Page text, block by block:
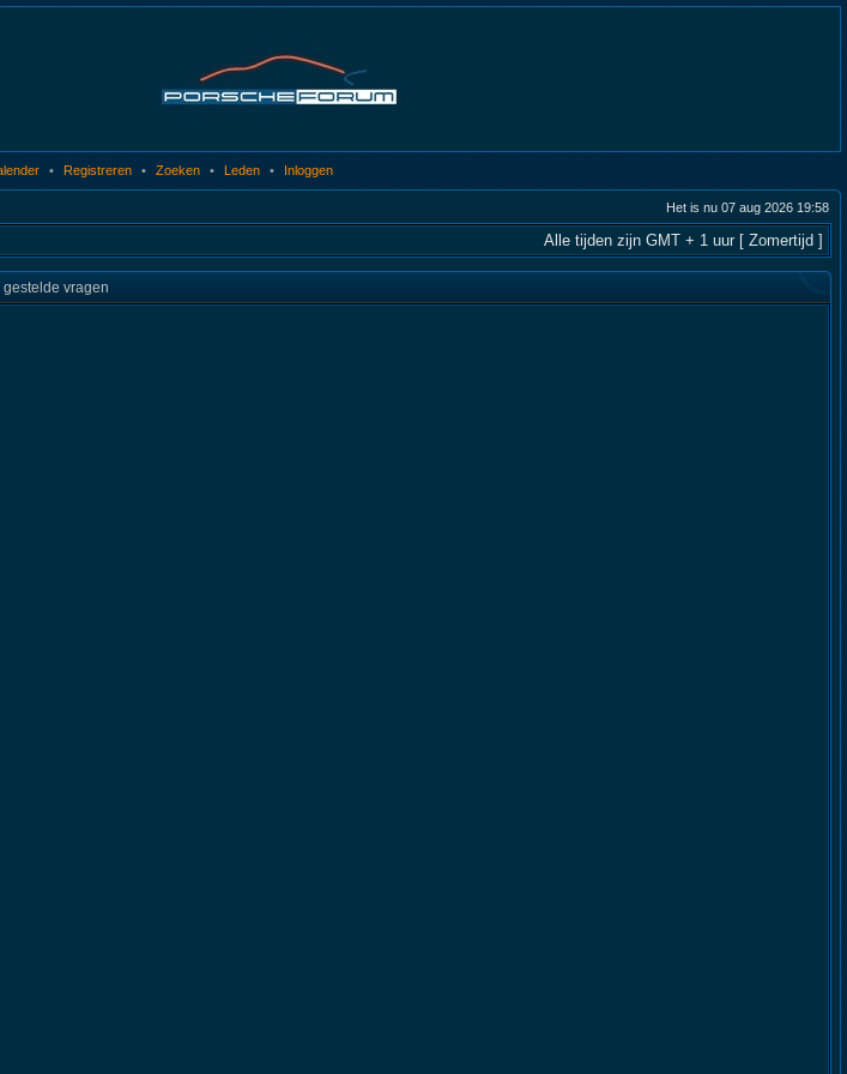
• Registreren • Zoeken • Leden • Inloggen
Het is nu 07 aug 2026 19:58
Alle tijden zijn GMT + 1 uur [ Zomertijd ]
gestelde vragen